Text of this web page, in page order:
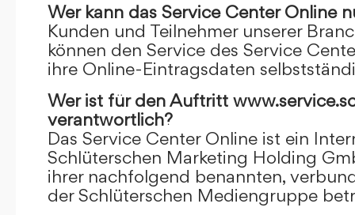
Wer kann das Service Center Online
Kunden und Teilnehmer unserer
können den Service des Service
ihre Online-Eintragsdaten
Wer ist für den Auftritt
verantwortlich?
Das Service Center Online ist ein
Schlüterschen Marketing Holding
ihrer nachfolgend benannten,
der Schlüterschen Mediengruppe